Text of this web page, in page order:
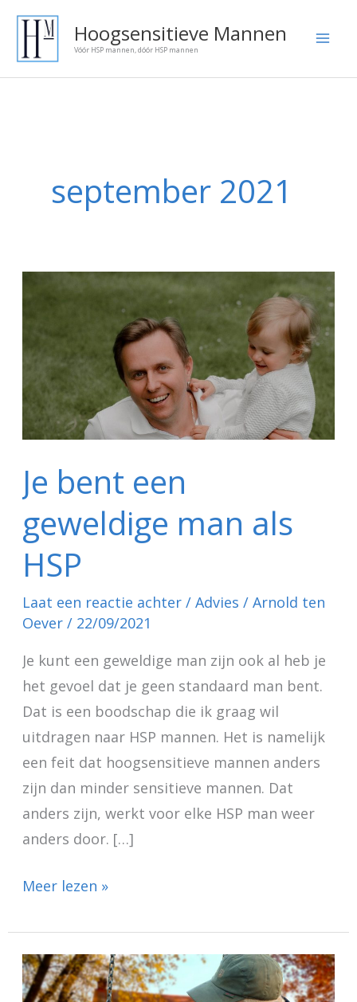
Ga
naar
Hoogsensitieve Mannen
Vóór HSP mannen, dóór HSP mannen
september 2021
Je bent een
geweldige man als
HSP
Laat een reactie achter / Advies / Arnold ten
Oever / 22/09/2021
Je kunt een geweldige man zijn ook al heb je
het gevoel dat je geen standaard man bent.
Dat is een boodschap die ik graag wil
uitdragen naar HSP mannen. Het is namelijk
een feit dat hoogsensitieve mannen anders
zijn dan minder sensitieve mannen. Dat
anders zijn, werkt voor elke HSP man weer
anders door. […]
een
geweldige
man
als
HSP
Meer lezen »
Hoogsensitiviteit
en
Onze
blog
artikelen: